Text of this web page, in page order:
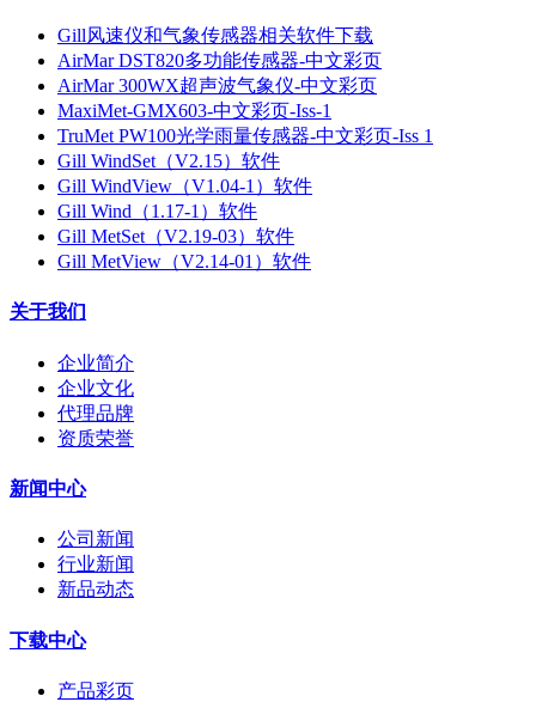
Gill风速仪和气象传感器相关软件下载
AirMar DST820多功能传感器-中文彩页
AirMar 300WX超声波气象仪-中文彩页
MaxiMet-GMX603-中文彩页-Iss-1
TruMet PW100光学雨量传感器-中文彩页-Iss 1
Gill WindSet（V2.15）软件
Gill WindView（V1.04-1）软件
Gill Wind（1.17-1）软件
Gill MetSet（V2.19-03）软件
Gill MetView（V2.14-01）软件
关于我们
企业简介
企业文化
代理品牌
资质荣誉
新闻中心
公司新闻
行业新闻
新品动态
下载中心
产品彩页